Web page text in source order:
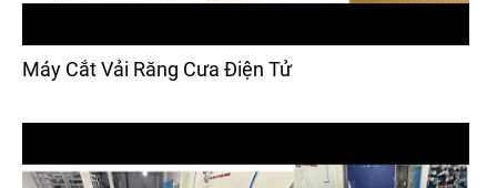
Máy Cắt Vải Răng Cưa Điện Tử